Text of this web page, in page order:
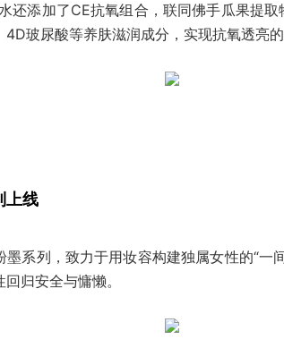
还添加了CE抗氧组合，联同佛手瓜果提
玻尿酸等养肤滋润成分，实现抗氧透亮的
上线
墨系列，致力于用妆容构建独属女性的“一
归安全与慵懒。